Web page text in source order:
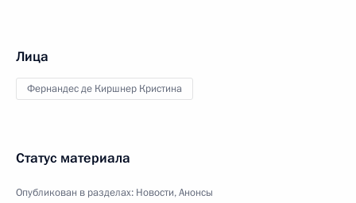
Лица
Фернандес де Киршнер Кристина
Статус материала
Опубликован в разделах: Новости,Анонсы